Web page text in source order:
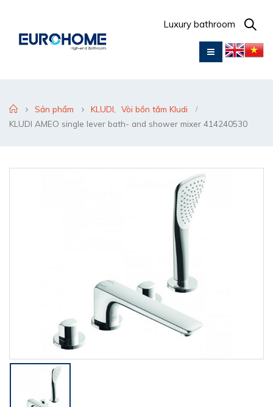
Luxury bathroom
Sản phẩm KLUDI
Vòi bồn tắm Kludi
KLUDI AMEO single lever bath- and shower mixer 414240530